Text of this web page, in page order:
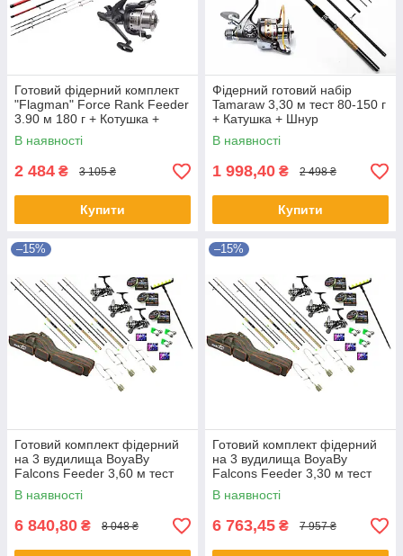
Готовий фідерний комплект
"Flagman" Force Rank Feeder
3.90 м 180 г + Котушка +
Шнур 300м
В наявності
2 484 ₴ 3 105 ₴
Купити
Фідерний готовий набір
Tamaraw 3,30 м тест 80-150 г
+ Катушка + Шнур
В наявності
1 998,40 ₴ 2 498 ₴
Купити
–15%
Готовий комплект фідерний
на 3 вудилища BoyaBy
Falcons Feeder 3,60 м тест
180 г
В наявності
6 840,80 ₴ 8 048 ₴
–15%
Готовий комплект фідерний
на 3 вудилища BoyaBy
Falcons Feeder 3,30 м тест
180 г
В наявності
6 763,45 ₴ 7 957 ₴